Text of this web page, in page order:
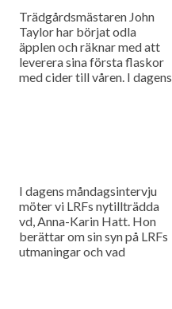
Trädgårdsmästaren John
Taylor har börjat odla
äpplen och räknar med att
leverera sina första flaskor
med cider till våren. I dagens
I dagens måndagsintervju
möter vi LRFs nytillträdda
vd, Anna-Karin Hatt. Hon
berättar om sin syn på LRFs
utmaningar och vad